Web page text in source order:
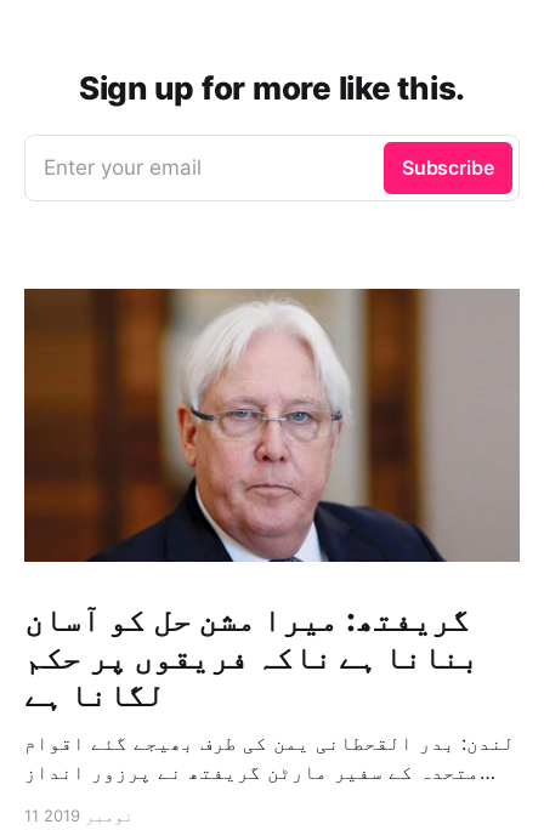
Sign up for more like this.
Enter your email Subscribe
گریفتھ: میرا مشن حل کو آسان
بنانا ہے ناکہ فریقوں پر حکم
لگانا ہے
لندن: بدر القحطانی یمن کی طرف بھیجے گئے اقوام
متحدہ کے سفیر مارٹن گریفتھ نے پرزور انداز
11 نومبر 2019